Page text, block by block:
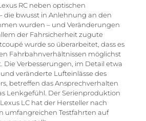
RC neben optischen
die bwusst in Anlehnung an den
wurden – und Veränderungen
der Fahrsicherheit zugute
wurde so überarbeitet, dass es
Fahrbahnverhältnissen möglichst
Die Verbesserungen, im Detail etwa
veränderte Lufteinlässe des
betreffen das Ansprechverhalten
Lenkgefühl. Der Serienproduktion
LC hat der Hersteller nach
umfangreichen Testfahrten auf